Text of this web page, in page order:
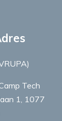
Tech
1, 1077